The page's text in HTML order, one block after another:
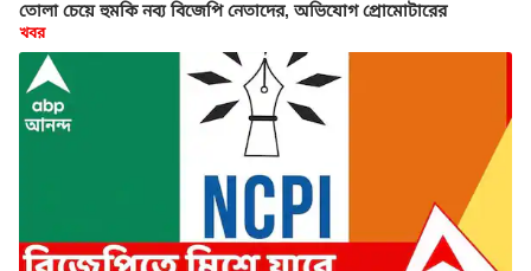
তোলা চেয়ে হুমকি নব্য বিজেপি নেতাদের, অভিযোগ প্রোমোটারের
খবর